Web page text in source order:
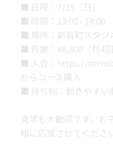
■ 日程：7/19（日）
■ 時間：13:00 - 14:00
■ 場所：新富町スタジ
■ 月謝：¥8,800（月4
■ 入会： https://
からコース購入
■ 持ち物：動きやすい
見学も大歓迎です。お
緒に応援させてください